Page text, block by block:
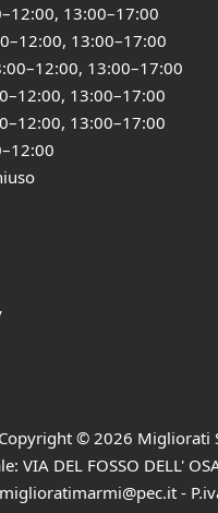
13:00–17:00
13:00–17:00
13:00–17:00
13:00–17:00
13:00–17:00
Copyright © 2026 Migliorati
VIA DEL FOSSO DELL'
-